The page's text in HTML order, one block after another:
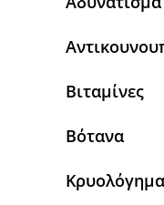
Βιταμίνες
Βότανα
Κρυολόγημα